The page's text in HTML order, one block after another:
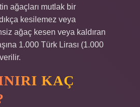
ağaçları mutlak bir
kesilemez veya
ağaç kesen veya kaldıran
1.000 Türk Lirası (1.000
KAÇ